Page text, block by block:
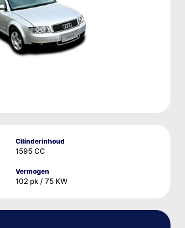
Cilinderinhoud
1595 CC
Vermogen
102 pk / 75 KW